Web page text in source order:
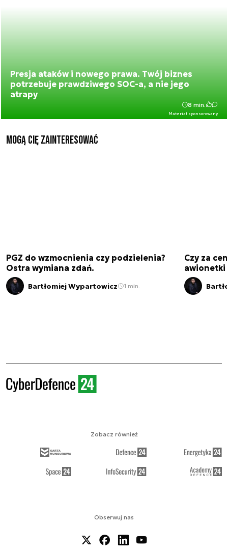
Presja ataków i nowego prawa. Twój biznes
potrzebuje prawdziwego SOC-a, a nie jego
atrapy
Materiał sponsorowany
8 min.
Mogą Cię zainteresować
PGZ do wzmocnienia czy podzielenia?
Ostra wymiana zdań.
Bartłomiej Wypartowicz 1 min.
Czy za
awionetki
Obserwuj nas
Zobacz również